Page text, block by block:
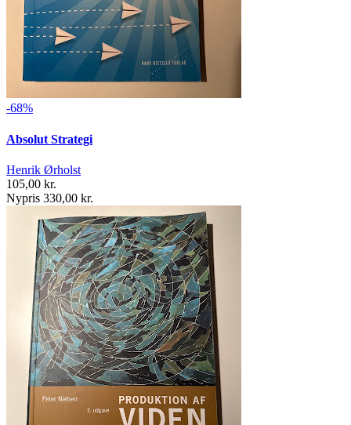
-68%
Absolut Strategi
Henrik Ørholst
105,00 kr.
Nypris 330,00 kr.